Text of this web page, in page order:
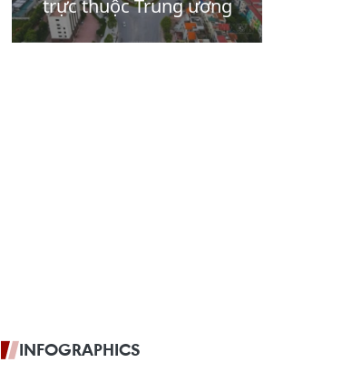
INFOGRAPHICS